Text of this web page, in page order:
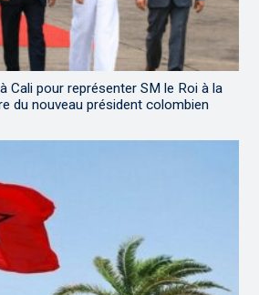
Cali pour représenter SM le Roi à la
du nouveau président colombien